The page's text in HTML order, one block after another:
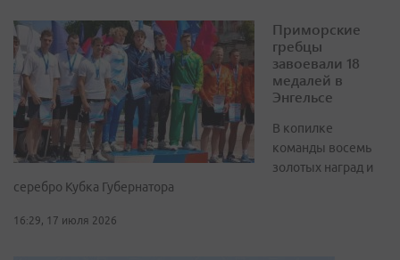
Приморские
гребцы
завоевали 18
медалей в
Энгельсе
В копилке
команды восемь
золотых наград и
серебро Кубка Губернатора
16:29, 17 июля 2026